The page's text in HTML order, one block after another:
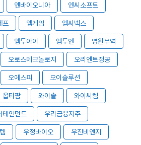
엔바이오니아 엔씨소프트
프 엠게임 엠씨넥스
엠투아이 엠투엔 영원무역
오로스테크놀로지 오리엔트정공
오에스피 오이솔루션
옵티팜 와이솔 와이씨켐
테인먼트 우리금융지주
우정바이오 우진비앤지